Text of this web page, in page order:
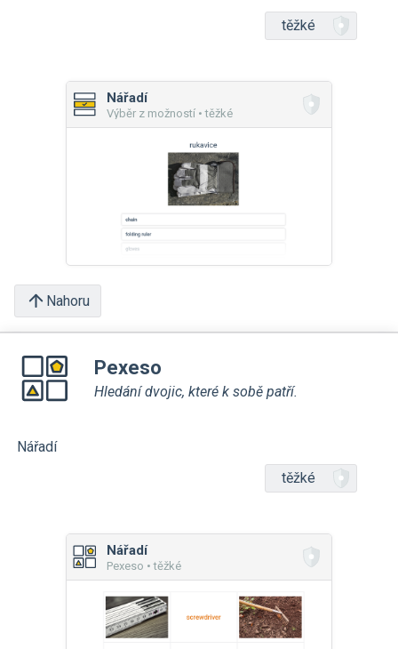
těžké
Nářadí
Výběr z možností • těžké
Nahoru
Pexeso
Hledání dvojic, které k sobě patří.
Nářadí
těžké
Nářadí
Pexeso • těžké